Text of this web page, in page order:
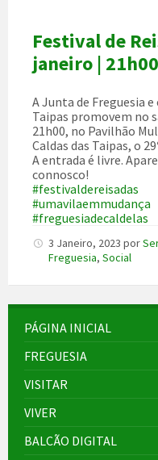
Festival de
janeiro | 21h00
A Junta de Freguesia
Taipas promovem no
21h00, no Pavilhão
Caldas das Taipas, o
A entrada é livre.
connosco!
#festivaldereisadas
#umavilaemmudança
#freguesiadecaldelas
3 Janeiro, 2023 por
Freguesia, Social
PÁGINA INICIAL
FREGUESIA
VISITAR
VIVER
BALCÃO DIGITAL